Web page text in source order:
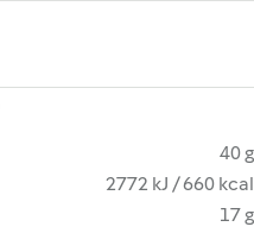
40 g
2772 kJ / 660 kcal
17 g